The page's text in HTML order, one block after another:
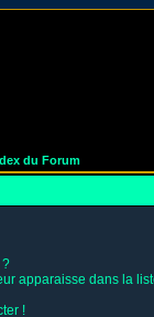
du Forum
?
apparaisse dans la
!